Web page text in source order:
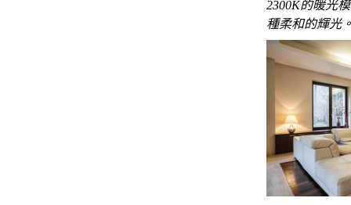
2300K的暖光
種柔和的輝光